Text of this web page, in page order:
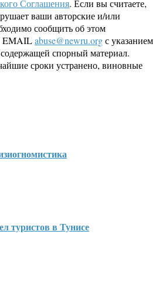
Соглашения. Если вы считаете,
ваши авторские и/или
сообщить об этом
EMAILabuse@newru.orgс указанием
спорный материал.
сроки устранено, виновные
туристов в Тунисе